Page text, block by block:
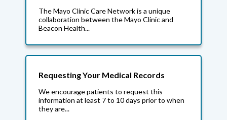
The Mayo Clinic Care Network is a unique
collaboration between the Mayo Clinic and
Beacon Health...
Requesting Your Medical Records
We encourage patients to request this
information at least 7 to 10 days prior to when
they are...